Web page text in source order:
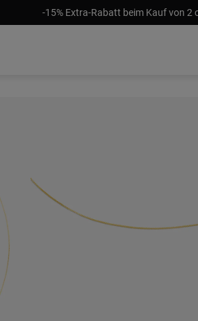
-15% Extra-Rabatt beim Kauf von 2